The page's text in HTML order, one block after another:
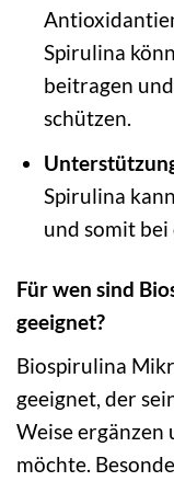
Spirulina
beitragen
schützen.
Spirulina
und somit
Für wen sind
geeignet?
Biospirulina
geeignet, der
Weise ergänzen
möchte.